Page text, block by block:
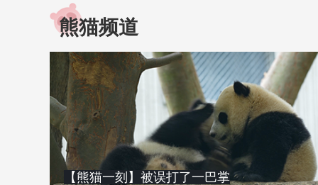
熊猫频道
【熊猫一刻】被误打了一巴掌